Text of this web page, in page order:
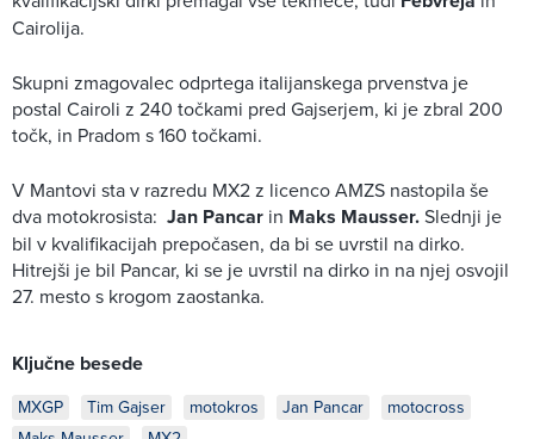
Cairolija.
Skupni zmagovalec odprtega italijanskega prvenstva je
postal Cairoli z 240 točkami pred Gajserjem, ki je zbral 200
točk, in Pradom s 160 točkami.
V Mantovi sta v razredu MX2 z licenco AMZS nastopila še
dva motokrosista: Jan Pancar in Maks Mausser.Slednji je
bil v kvalifikacijah prepočasen, da bi se uvrstil na dirko.
Hitrejši je bil Pancar, ki se je uvrstil na dirko in na njej osvojil
27. mesto s krogom zaostanka.
Ključne besede
MXGP Tim Gajser motokros Jan Pancar
motocross